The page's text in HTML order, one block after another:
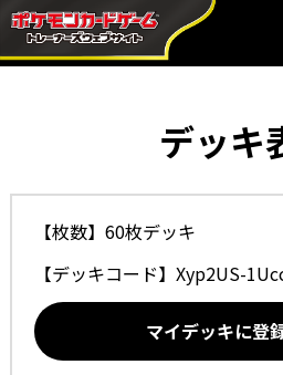
デッキ
【枚数】60枚デッキ
【デッキコード】 Xyp2US-
マイデッキに登